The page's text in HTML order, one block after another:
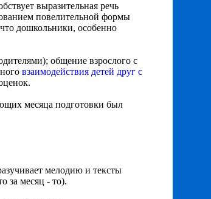
выразительная речь
повелительной формы
дошкольники, особенно
общение взрослого с
взаимодействия детей друг с
месяца подготовки был
мелодию и тексты
за месяц - то).